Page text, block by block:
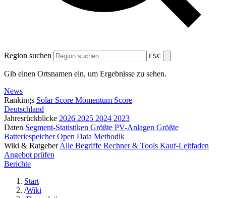
Region suchen ESC
Gib einen Ortsnamen ein, um Ergebnisse zu sehen.
News
Rankings Solar Score Momentum Score
Deutschland
Jahresrückblicke 2026 2025 2024 2023
Daten Segment-Statistiken Größte PV-Anlagen Größte
BatteriespeicherOpen Data Methodik
Wiki & Ratgeber Alle Begriffe Rechner & Tools Kauf-Leitfaden
Angebot prüfen
Berichte
Start
/Wiki